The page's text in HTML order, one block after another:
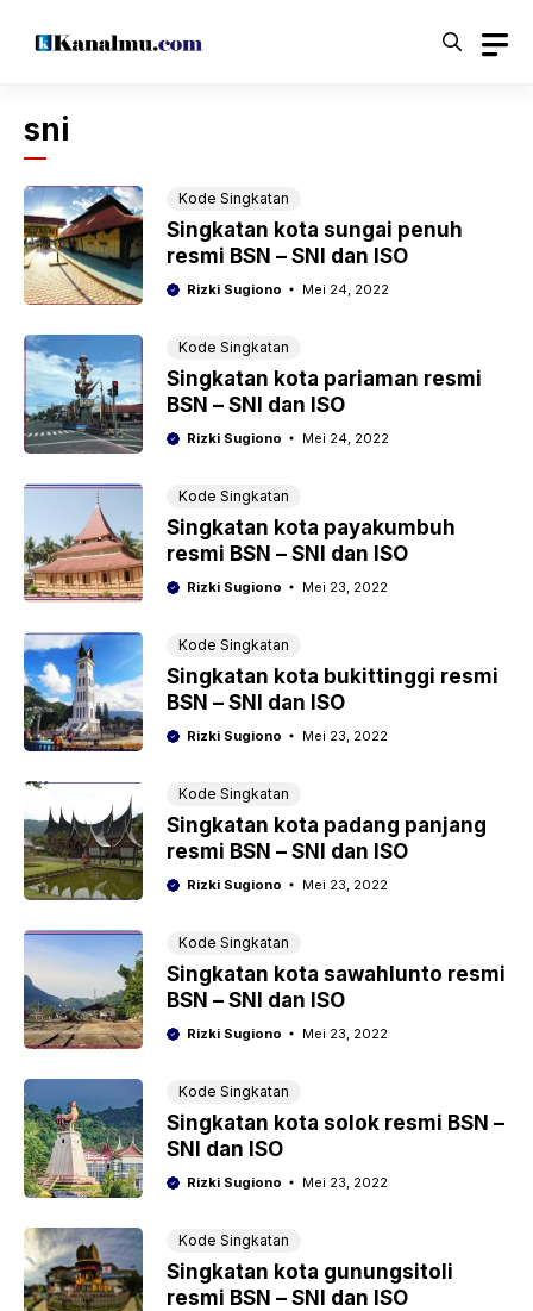
sni
Kode Singkatan
Singkatan kota sungai penuh
resmi BSN – SNI dan ISO
Rizki Sugiono Mei 24, 2022
Kode Singkatan
Singkatan kota pariaman resmi
BSN – SNI dan ISO
Rizki Sugiono Mei 24, 2022
Kode Singkatan
Singkatan kota payakumbuh
resmi BSN – SNI dan ISO
Rizki Sugiono Mei 23, 2022
Kode Singkatan
Singkatan kota bukittinggi resmi
BSN – SNI dan ISO
Rizki Sugiono Mei 23, 2022
Kode Singkatan
Singkatan kota padang panjang
resmi BSN – SNI dan ISO
Rizki Sugiono Mei 23, 2022
Kode Singkatan
Singkatan kota sawahlunto resmi
BSN – SNI dan ISO
Rizki Sugiono Mei 23, 2022
Kode Singkatan
Singkatan kota solok resmi BSN –
SNI dan ISO
Rizki Sugiono Mei 23, 2022
Kode Singkatan
Singkatan kota gunungsitoli
resmi BSN – SNI dan ISO